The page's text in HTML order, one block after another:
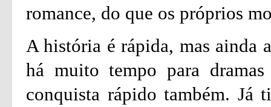
romance, do que os próprios
A história é rápida, mas ainda
há muito tempo para
conquista rápido também.